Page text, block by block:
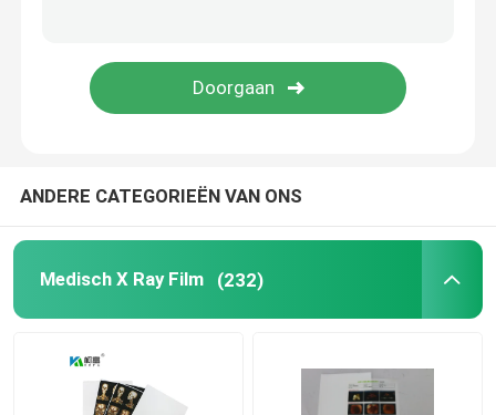
Self - serviceprinter
ANDERE CATEGORIEËN VAN ONS
Medisch X Ray Film (232)